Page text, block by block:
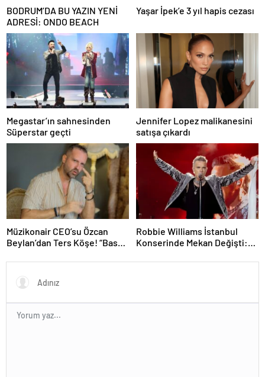
BODRUM’DA BU YAZIN YENİ
ADRESİ: ONDO BEACH
Yaşar İpek’e 3 yıl hapis cezası
Megastar’ın sahnesinden
Süperstar geçti
Jennifer Lopez malikanesini
satışa çıkardı
Müzikonair CEO’su Özcan
Beylan’dan Ters Köşe! “Bas
Adımını Attı!
Robbie Williams İstanbul
Konserinde Mekan Değişti:
Taşındı!